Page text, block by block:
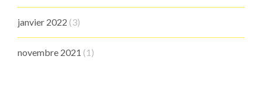
janvier 2022 (3)
novembre 2021 (1)